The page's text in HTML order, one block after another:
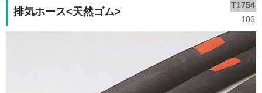
排気ホース<天然ゴム>
T1754
106